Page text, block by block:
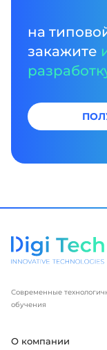
на
закажите
Современные
обучения
О компании